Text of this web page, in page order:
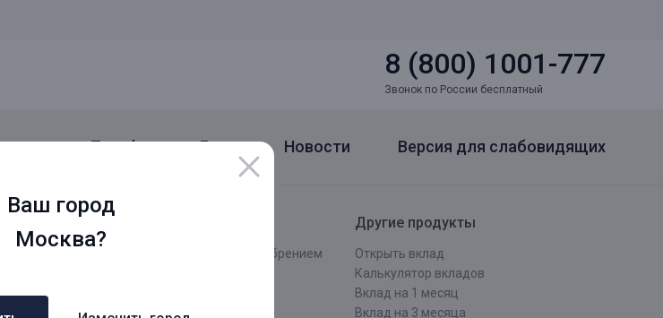
Ваш город
Москва?
8 (800) 1001-777
Звонок по России бесплатный
Тарифы Блог Новости Версия для слабовидящих
Дополнительные запросы
Кредит под залог с быстрым одобрением
Рефинансирование под залог
Другие продукты
Открыть вклад
Калькулятор вкладов
Вклад на 1 месяц
Вклад на 3 месяца